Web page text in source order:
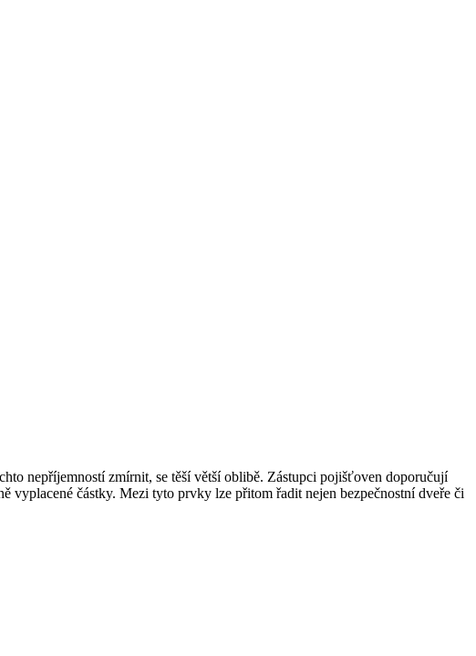
nepříjemností zmírnit, se těší větší oblibě. Zástupci pojišťoven doporučují
částky. Mezi tyto prvky lze přitom řadit nejen bezpečnostní dveře či